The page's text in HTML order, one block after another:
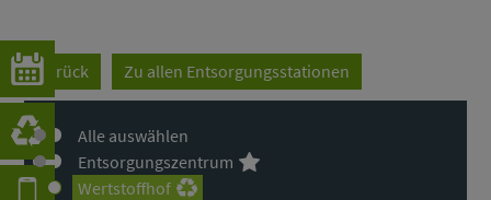
Zurück Zu allen Entsorgungsstationen
Alle auswählen
Entsorgungszentrum
Wertstoffhof